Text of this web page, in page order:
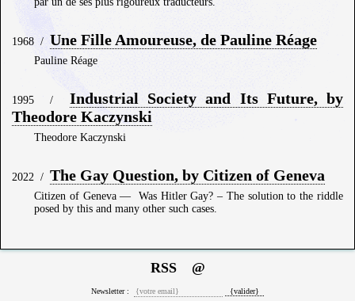
1968 / Une Fille Amoureuse, de Pauline Réage
Pauline Réage
1995 /
Industrial Society and Its Future, by
Theodore Kaczynski
Theodore Kaczynski
2022 / The Gay Question, by Citizen of Geneva
Citizen of Geneva— Was Hitler Gay? – The solution to the riddle
posed by this and many other such cases.
Newsletter :
RSS @